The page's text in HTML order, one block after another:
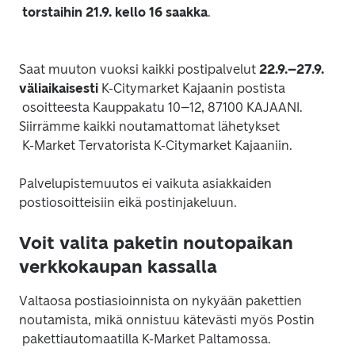
torstaihin 21.9. kello 16 saakka.
Saat muuton vuoksi kaikki postipalvelut 22.9.–27.9.
väliaikaisesti K-Citymarket Kajaanin postista
Siirrämme kaikki noutamattomat lähetykset
Palvelupistemuutos ei vaikuta asiakkaiden
Voit valita paketin noutopaikan
verkkokaupan kassalla
Valtaosa postiasioinnista on nykyään pakettien
noutamista, mikä onnistuu kätevästi myös Postin
pakettiautomaatilla K-Market Paltamossa.